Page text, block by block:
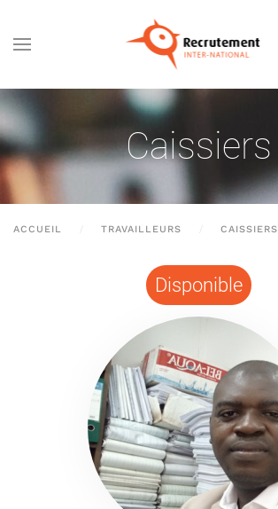
Passer au contenu principal
Caissiers
ACCUEIL TRAVAILLEURS CAISSIERS
Disponible